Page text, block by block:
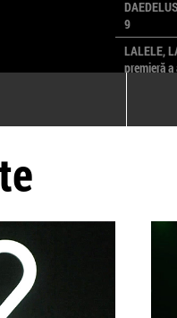
9
LALELE,
premieră
poloneze